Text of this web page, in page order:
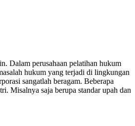
Dalam perusahaan pelatihan hukum
hukum yang terjadi di lingkungan
sangatlah beragam. Beberapa
Misalnya saja berupa standar upah dan